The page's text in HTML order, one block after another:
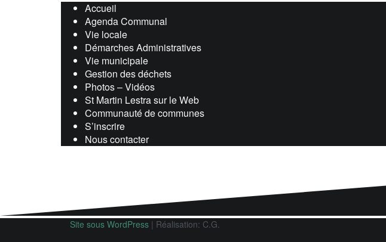
Accueil
Agenda Communal
Vie locale
Démarches Administratives
Vie municipale
Gestion des déchets
Photos – Vidéos
St Martin Lestra sur le Web
Communauté de communes
S’inscrire
Nous contacter
Site sous WordPress | Réalisation: C.G.